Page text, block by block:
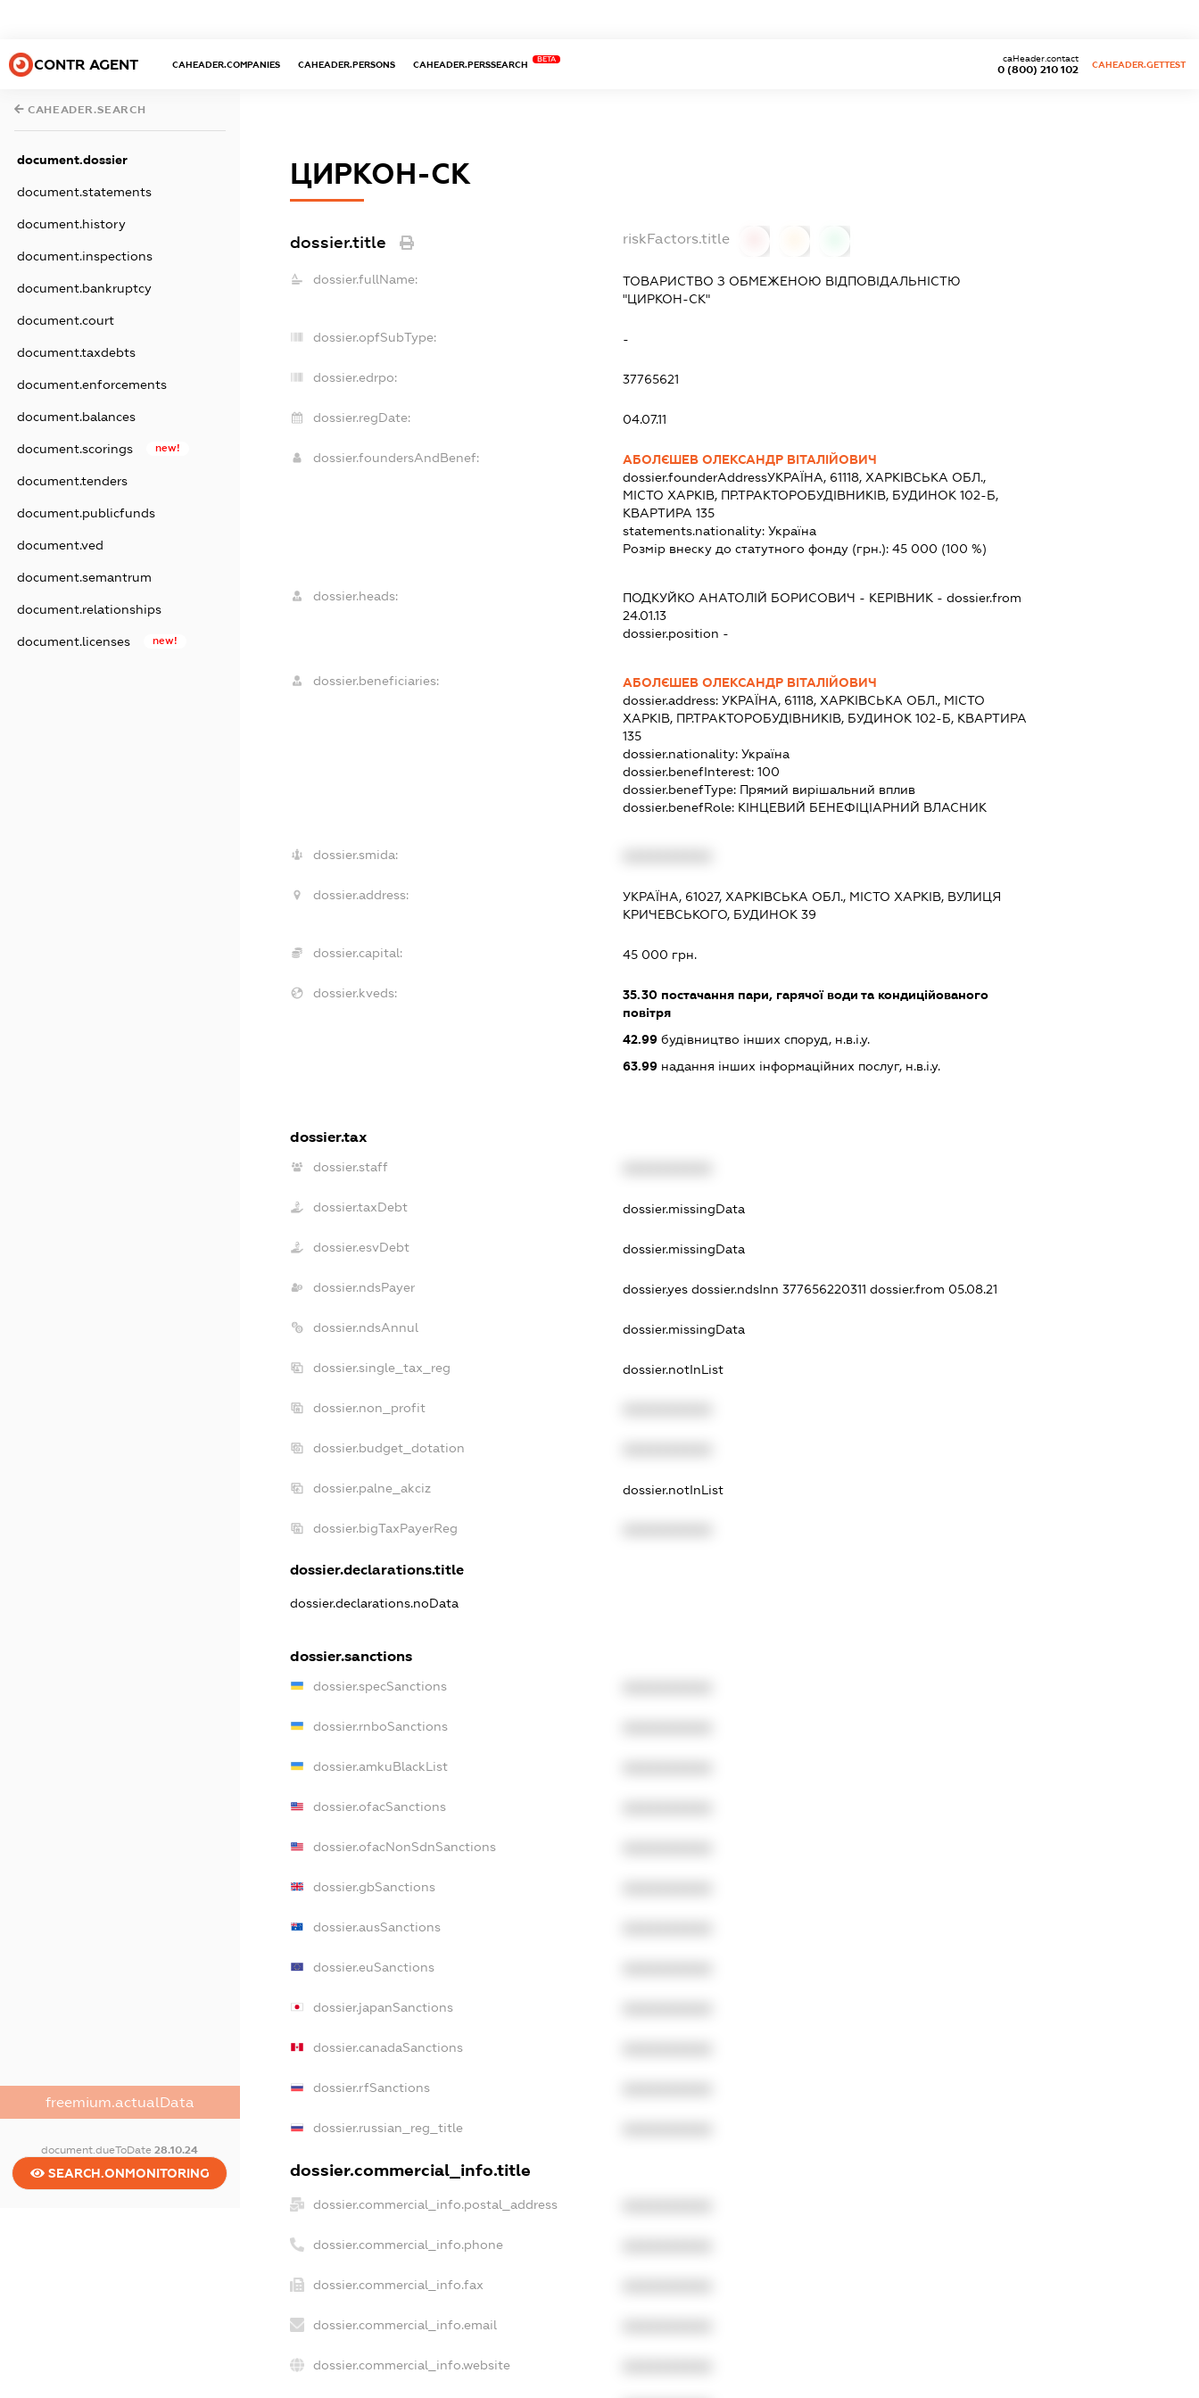
CONTR AGENT CAHEADER.COMPANIES CAHEADER.PERSONS CAHEADER.PERSSEARCH
BETA
0 (800) 210 102
caHeader.contact
CAHEADER.GETTEST
CAHEADER.SEARCH
document.dossier
document.statements
document.history
document.inspections
document.bankruptcy
document.court
document.taxdebts
document.enforcements
document.balances
document.scorings new!
document.tenders
document.publicfunds
document.ved
document.semantrum
document.relationships
document.licenses new!
freemium.actualData
document.dueToDate28.10.24
SEARCH.ONMONITORING
ЦИРКОН-СК
dossier.title riskFactors.title
dossier.fullName:
ТОВАРИСТВО З ОБМЕЖЕНОЮ ВІДПОВІДАЛЬНІСТЮ
"ЦИРКОН-СК"
dossier.opfSubType: -
dossier.edrpo: 37765621
dossier.regDate: 04.07.11
dossier.foundersAndBenef:
АБОЛЄШЕВ ОЛЕКСАНДР ВІТАЛІЙОВИЧ
dossier.founderAddressУКРАЇНА, 61118, ХАРКІВСЬКА ОБЛ.,
МІСТО ХАРКІВ, ПР.ТРАКТОРОБУДІВНИКІВ, БУДИНОК 102-Б,
КВАРТИРА 135
statements.nationality: Україна
Розмір внеску до статутного фонду (грн.): 45 000 (100 %)
dossier.heads: ПОДКУЙКО АНАТОЛІЙ БОРИСОВИЧ - КЕРІВНИК - dossier.from
24.01.13
dossier.position -
dossier.beneficiaries:
АБОЛЄШЕВ ОЛЕКСАНДР ВІТАЛІЙОВИЧ
dossier.address: УКРАЇНА, 61118, ХАРКІВСЬКА ОБЛ., МІСТО
ХАРКІВ, ПР.ТРАКТОРОБУДІВНИКІВ, БУДИНОК 102-Б, КВАРТИРА
135
dossier.nationality: Україна
dossier.benefInterest: 100
dossier.benefType: Прямий вирішальний вплив
dossier.benefRole: КІНЦЕВИЙ БЕНЕФІЦІАРНИЙ ВЛАСНИК
dossier.smida:
dossier.address:
УКРАЇНА, 61027, ХАРКІВСЬКА ОБЛ., МІСТО ХАРКІВ, ВУЛИЦЯ
КРИЧЕВСЬКОГО, БУДИНОК 39
dossier.capital: 45 000 грн.
dossier.kveds: 35.30постачання пари, гарячої води та кондиційованого
повітря
42.99будівництво інших споруд, н.в.і.у.
63.99надання інших інформаційних послуг, н.в.і.у.
dossier.tax
dossier.staff
dossier.taxDebt dossier.missingData
dossier.esvDebt dossier.missingData
dossier.ndsPayer dossier.yes dossier.ndsInn 377656220311 dossier.from 05.08.21
dossier.ndsAnnul dossier.missingData
dossier.single_tax_reg dossier.notInList
dossier.non_profit
dossier.budget_dotation
dossier.palne_akciz dossier.notInList
dossier.bigTaxPayerReg
dossier.declarations.title
dossier.declarations.noData
dossier.sanctions
dossier.specSanctions
dossier.rnboSanctions
dossier.amkuBlackList
dossier.ofacSanctions
dossier.ofacNonSdnSanctions
dossier.gbSanctions
dossier.ausSanctions
dossier.euSanctions
dossier.japanSanctions
dossier.canadaSanctions
dossier.rfSanctions
dossier.russian_reg_title
dossier.commercial_info.title
dossier.commercial_info.postal_address
dossier.commercial_info.phone
dossier.commercial_info.fax
dossier.commercial_info.email
dossier.commercial_info.website